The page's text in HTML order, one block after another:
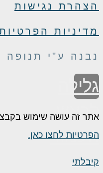
נגישות
הפרטיות
ע"י תנופה
זה עושה שימוש בקבצי
לחצו כאן.